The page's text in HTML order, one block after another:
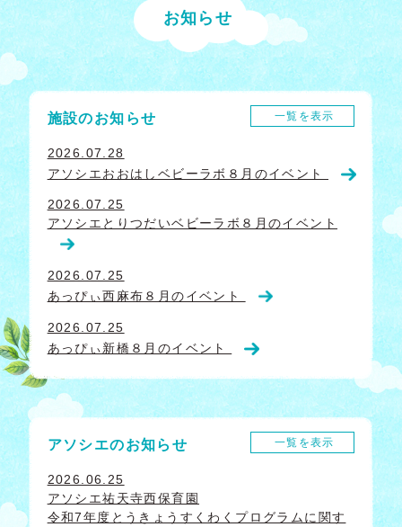
お知らせ
施設のお知らせ 一覧を表示
2026.07.28
アソシエおおはしベビーラボ８月のイベント
2026.07.25
アソシエとりつだいベビーラボ８月のイベント
2026.07.25
あっぴぃ西麻布８月のイベント
2026.07.25
あっぴぃ新橋８月のイベント
アソシエのお知らせ 一覧を表示
2026.06.25
アソシエ祐天寺西保育園
令和7年度とうきょうすくわくプログラムに関す